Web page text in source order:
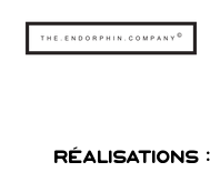
​réalisations :